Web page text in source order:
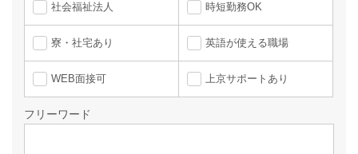
社会福祉法人 時短勤務OK
寮・社宅あり 英語が使える職場
WEB面接可 上京サポートあり
フリーワード